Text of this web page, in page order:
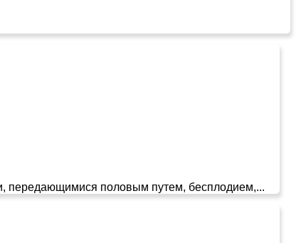
передающимися половым путем, бесплодием,...